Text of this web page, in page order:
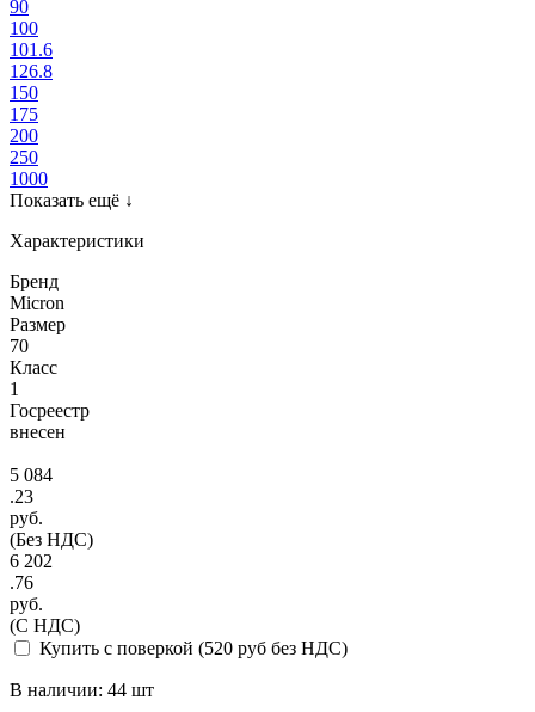
90
100
101.6
126.8
150
175
200
250
1000
Показать ещё ↓
Характеристики
Бренд
Micron
Размер
70
Класс
1
Госреестр
внесен
5 084
.23
руб.
(Без НДС)
6 202
.76
руб.
(С НДС)
Купить с поверкой (520 руб без НДС)
В наличии: 44 шт